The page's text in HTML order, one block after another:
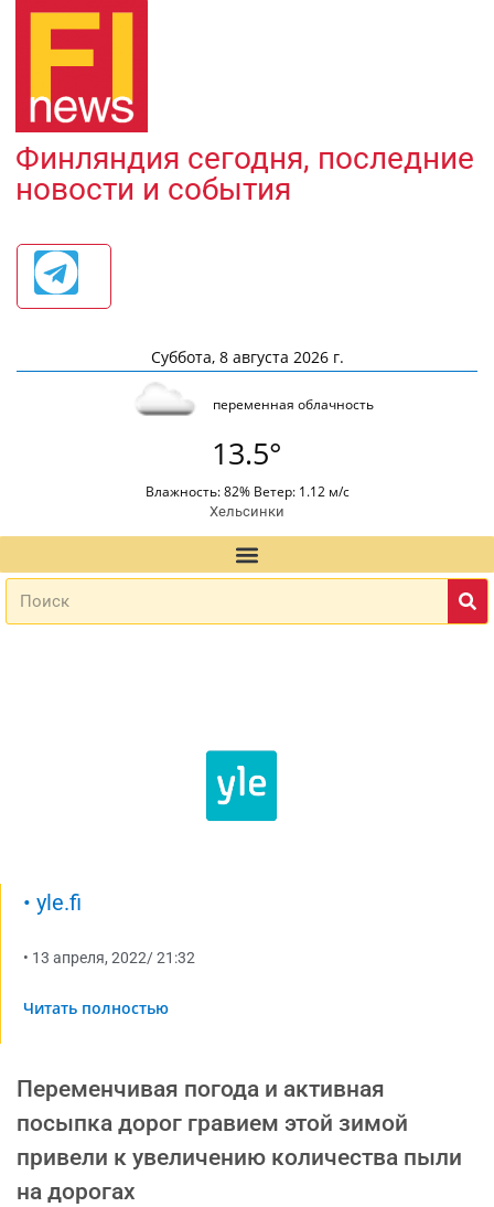
Финляндия сегодня, последние
новости и события
Суббота, 8 августа 2026 г.
переменная облачность
13.5°
Влажность: 82% Ветер: 1.12 м/с
Хельсинки
• yle.fi
• 13 апреля, 2022/21:32
Читать полностью
Переменчивая погода и активная
посыпка дорог гравием этой зимой
привели к увеличению количества пыли
на дорогах